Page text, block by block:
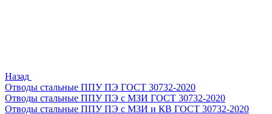
Назад
Отводы стальные ППУ ПЭ ГОСТ 30732-2020
Отводы стальные ППУ ПЭ с МЗИ ГОСТ 30732-2020
Отводы стальные ППУ ПЭ с МЗИ и КВ ГОСТ 30732-2020